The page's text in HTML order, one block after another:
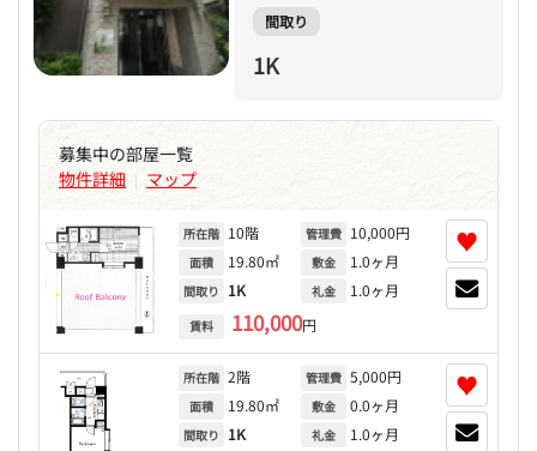
間取り
1K
募集中の部屋一覧
物件詳細 | マップ
所在階 10階
面積 19.80㎡
間取り 1K
賃料 110,000円
管理費 10,000円
敷金 1.0ヶ月
礼金 1.0ヶ月
♥
所在階 2階
面積 19.80㎡
間取り 1K
管理費 5,000円
敷金 0.0ヶ月
礼金 1.0ヶ月
♥